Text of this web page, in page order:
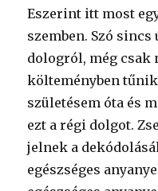
Eszerint itt most
szemben. Szó
dologról, még csak
költeményben
születésem óta és
ezt a régi dolgot.
jelnek a
egészséges